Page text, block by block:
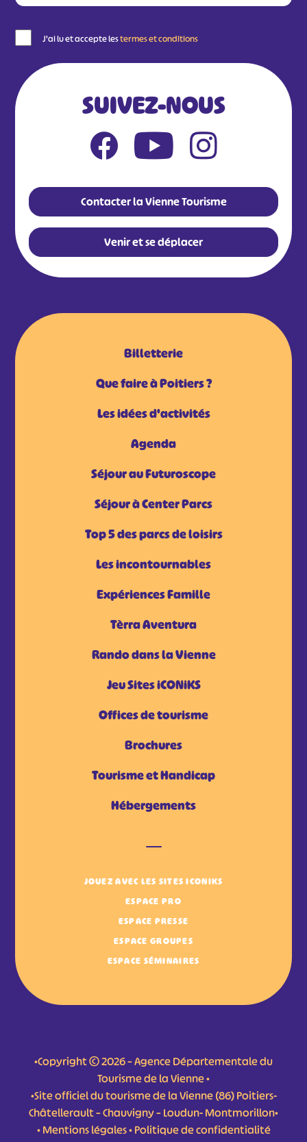
J'ai lu et accepte lestermes et conditions
SUIVEZ-NOUS
Contacter la Vienne Tourisme
Venir et se déplacer
Billetterie
Que faire à Poitiers ?
Les idées d'activités
Agenda
Séjour au Futuroscope
Séjour à Center Parcs
Top 5 des parcs de loisirs
Les incontournables
Expériences Famille
Tèrra Aventura
Rando dans la Vienne
Jeu Sites iCONiKS
Offices de tourisme
Brochures
Tourisme et Handicap
Hébergements
JOUEZ AVEC LES SITES ICONIKS
ESPACE PRO
ESPACE PRESSE
ESPACE GROUPES
ESPACE SÉMINAIRES
•Copyright © 2026 – Agence Départementale du
Tourisme de la Vienne •
•Site officiel du tourisme de la Vienne (86) Poitiers-
Châtellerault – Chauvigny – Loudun- Montmorillon•
•Mentions légales•Politique de confidentialité